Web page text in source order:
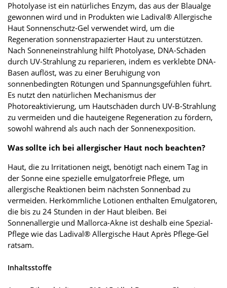
Photolyase ist ein natürliches Enzym, das aus der Blaualge
gewonnen wird und in Produkten wie Ladival® Allergische
Haut Sonnenschutz-Gel verwendet wird, um die
Regeneration sonnenstrapazierter Haut zu unterstützen.
Nach Sonneneinstrahlung hilft Photolyase, DNA-Schäden
durch UV-Strahlung zu reparieren, indem es verklebte DNA-
Basen auflöst, was zu einer Beruhigung von
sonnenbedingten Rötungen und Spannungsgefühlen führt.
Es nutzt den natürlichen Mechanismus der
Photoreaktivierung, um Hautschäden durch UV-B-Strahlung
zu vermeiden und die hauteigene Regeneration zu fördern,
sowohl während als auch nach der Sonnenexposition.
Was sollte ich bei allergischer Haut noch beachten?
Haut, die zu Irritationen neigt, benötigt nach einem Tag in
der Sonne eine spezielle emulgatorfreie Pflege, um
allergische Reaktionen beim nächsten Sonnenbad zu
vermeiden. Herkömmliche Lotionen enthalten Emulgatoren,
die bis zu 24 Stunden in der Haut bleiben. Bei
Sonnenallergie und Mallorca-Akne ist deshalb eine Spezial-
Pflege wie das Ladival® Allergische Haut Après Pflege-Gel
ratsam.
Inhaltsstoffe